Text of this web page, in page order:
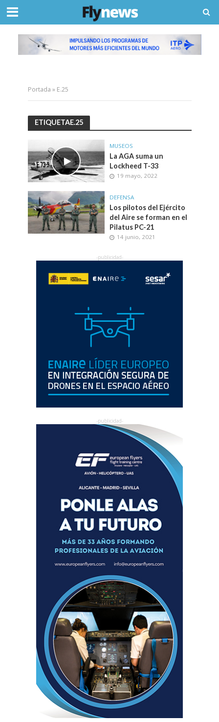
Portada » E.25
ETIQUETAE.25
MUSEOS
La AGA suma un
Lockheed T-33
19 mayo, 2022
DEFENSA
Los pilotos del Ejército
del Aire se forman en el
Pilatus PC-21
14 junio, 2021